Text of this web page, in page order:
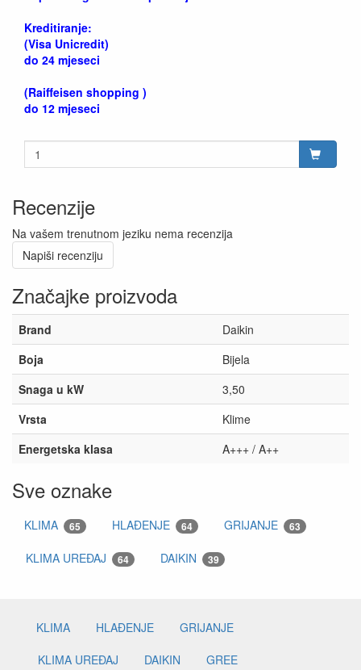
Kreditiranje:
(Visa Unicredit)
do 24 mjeseci
(Raiffeisen shopping )
do 12 mjeseci
Recenzije
Na vašem trenutnom jeziku nema recenzija
Napiši recenziju
Značajke proizvoda
Brand
Daikin
Boja
Bijela
Snaga u kW
3,50
Vrsta
Klime
Energetska klasa
A+++ / A++
Sve oznake
KLIMA 65 HLAĐENJE 64 GRIJANJE 63
KLIMA UREĐAJ 64 DAIKIN 39
KLIMA HLAĐENJE
GRIJANJE
KLIMA UREĐAJ
DAIKIN
GREE